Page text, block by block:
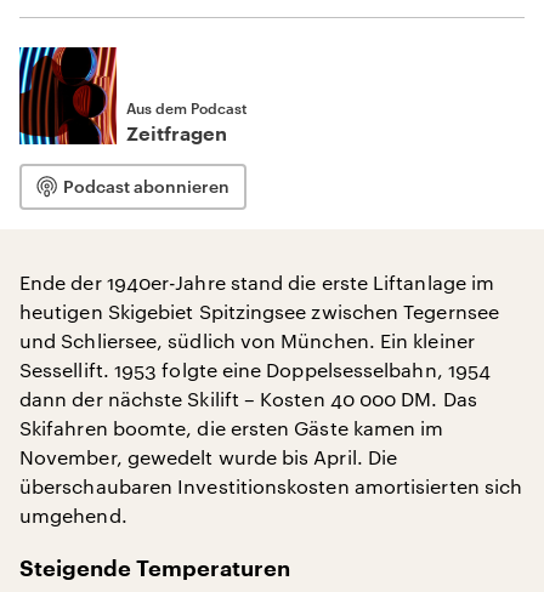
Aus dem Podcast
Zeitfragen
Podcast abonnieren
Ende der 1940er-Jahre stand die erste Liftanlage im
heutigen Skigebiet Spitzingsee zwischen Tegernsee
und Schliersee, südlich von München. Ein kleiner
Sessellift. 1953 folgte eine Doppelsesselbahn, 1954
dann der nächste Skilift – Kosten 40 000 DM. Das
Skifahren boomte, die ersten Gäste kamen im
November, gewedelt wurde bis April. Die
überschaubaren Investitionskosten amortisierten sich
umgehend.
Steigende Temperaturen